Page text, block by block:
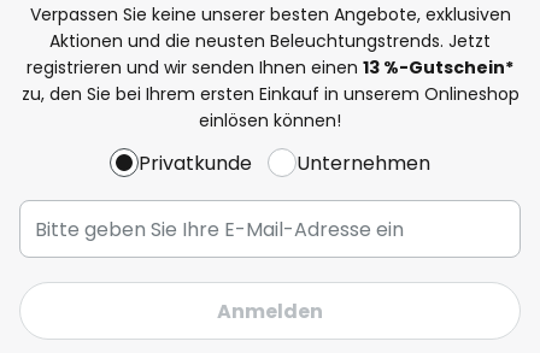
Verpassen Sie keine unserer besten Angebote, exklusiven
Aktionen und die neusten Beleuchtungstrends. Jetzt
registrieren und wir senden Ihnen einen 13 %-Gutschein*
zu, den Sie bei Ihrem ersten Einkauf in unserem Onlineshop
einlösen können!
Privatkunde Unternehmen
Anmelden